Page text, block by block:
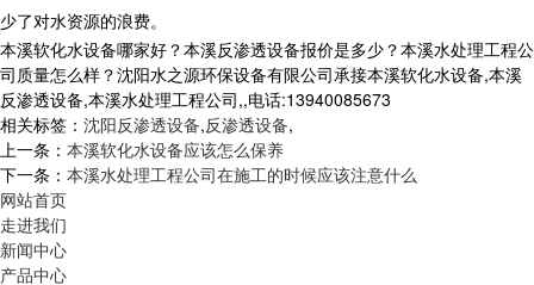
少了对水资源的浪费。
本溪软化水设备哪家好？本溪反渗透设备报价是多少？本溪水处理工程公
司质量怎么样？沈阳水之源环保设备有限公司承接本溪软化水设备,本溪
反渗透设备,本溪水处理工程公司,,电话:13940085673
相关标签： 沈阳反渗透设备,反渗透设备,
上一条： 本溪软化水设备应该怎么保养
下一条： 本溪水处理工程公司在施工的时候应该注意什么
网站首页
走进我们
新闻中心
产品中心